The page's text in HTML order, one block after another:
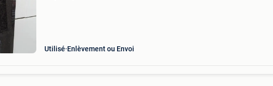
Utilisé Enlèvement ou Envoi